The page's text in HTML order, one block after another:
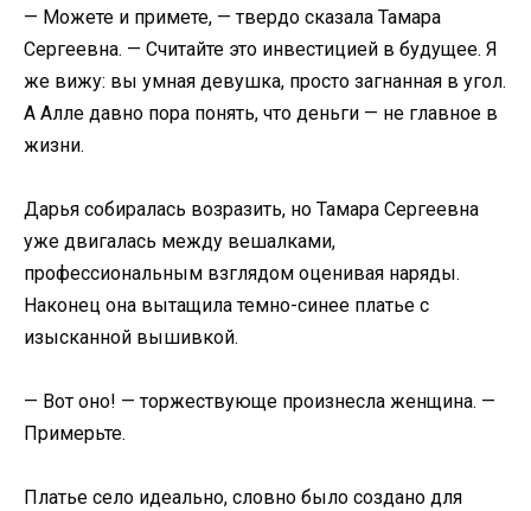
— Можете и примете, — твердо сказала Тамара
Сергеевна. — Считайте это инвестицией в будущее. Я
же вижу: вы умная девушка, просто загнанная в угол.
А Алле давно пора понять, что деньги — не главное в
жизни.
Дарья собиралась возразить, но Тамара Сергеевна
уже двигалась между вешалками,
профессиональным взглядом оценивая наряды.
Наконец она вытащила темно-синее платье с
изысканной вышивкой.
— Вот оно! — торжествующе произнесла женщина. —
Примерьте.
Платье село идеально, словно было создано для